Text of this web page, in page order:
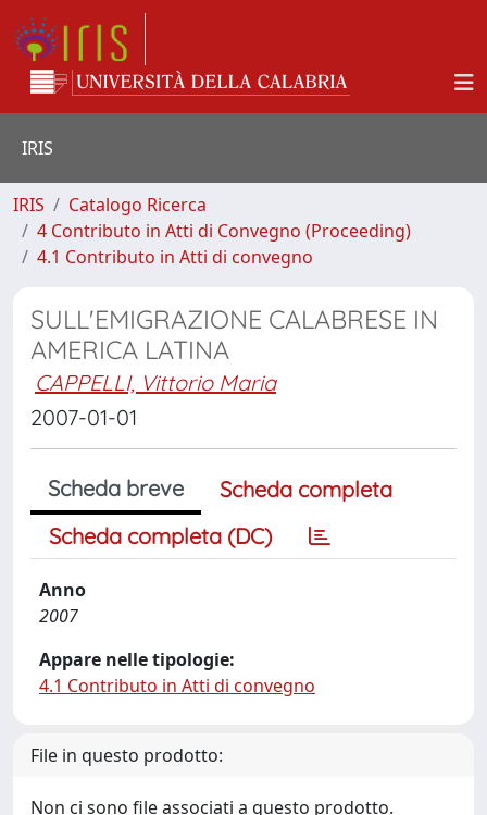
IRIS
IRIS
Catalogo Ricerca
4 Contributo in Atti di Convegno (Proceeding)
4.1 Contributo in Atti di convegno
SULL'EMIGRAZIONE CALABRESE IN
AMERICA LATINA
CAPPELLI, Vittorio Maria
2007-01-01
Scheda breve
Scheda completa
Scheda completa (DC)
Anno
2007
Appare nelle tipologie:
4.1 Contributo in Atti di convegno
File in questo prodotto:
Non ci sono file associati a questo prodotto.